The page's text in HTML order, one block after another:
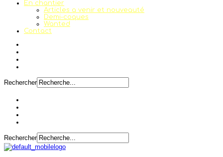
En chantier
Articles a venir et nouveauté
Demi-coques
Wanted
Contact
Rechercher
Rechercher